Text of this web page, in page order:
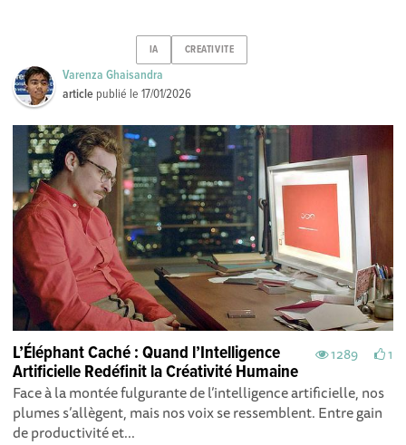
IA CREATIVITE
Varenza Ghaisandra
article publié le17/01/2026
1289 1
L’Éléphant Caché : Quand l’Intelligence
Artificielle Redéfinit la Créativité Humaine
Face à la montée fulgurante de l’intelligence artificielle, nos
plumes s’allègent, mais nos voix se ressemblent. Entre gain
de productivité et...